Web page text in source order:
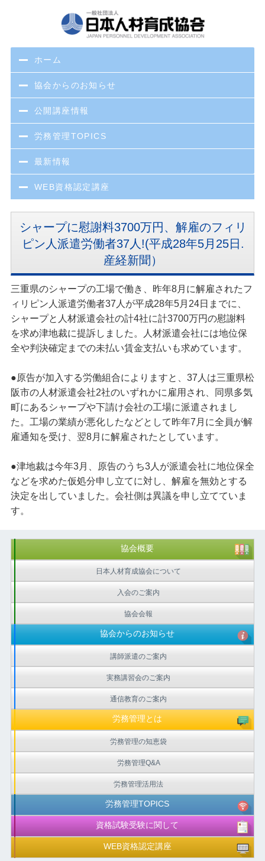
ホーム
協会からのお知らせ
公開講座情報
労務管理TOPICS
最新情報
WEB資格認定講座
シャープに慰謝料3700万円、解雇のフィリ
ピン人派遣労働者37人!(平成28年5月25日.
産経新聞）
三重県のシャープの工場で働き、昨年8月に解雇されたフ
ィリピン人派遣労働者37人が平成28年5月24日までに、
シャープと人材派遣会社の計4社に計3700万円の慰謝料
を求め津地裁に提訴しました。人材派遣会社には地位保
全や判決確定までの未払い賃金支払いも求めています。
●原告が加入する労働組合によりますと、37人は三重県松
阪市の人材派遣会社2社のいずれかに雇用され、同県多気
町にあるシャープや下請け会社の工場に派遣されまし
た。工場の業績が悪化したなどとして昨年7月に全員が解
雇通知を受け、翌8月に解雇されたとしています。
●津地裁は今年3月、原告のうち3人が派遣会社に地位保全
などを求めた仮処分申し立てに対し、解雇を無効とする
決定を出していました。会社側は異議を申し立てていま
す。
協会概要
日本人材育成協会について
入会のご案内
協会会報
協会からのお知らせ
講師派遣のご案内
実務講習会のご案内
通信教育のご案内
労務管理とは
労務管理の知恵袋
労務管理Q&A
労務管理活用法
労務管理TOPICS
資格試験受験に関して
WEB資格認定講座